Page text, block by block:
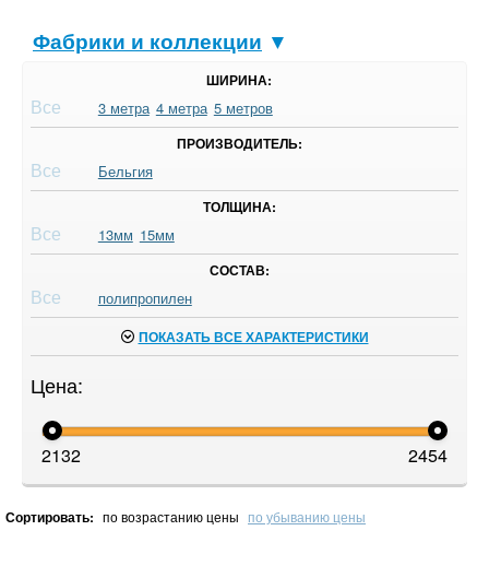
Фабрики и коллекции ▼
ШИРИНА:
Все 3 метра 4 метра 5 метров
ПРОИЗВОДИТЕЛЬ:
Все Бельгия
ТОЛЩИНА:
Все 13мм 15мм
СОСТАВ:
Все полипропилен
ПОКАЗАТЬ ВСЕ ХАРАКТЕРИСТИКИ
Цена:
2132 2454
Сортировать: по возрастанию цены по убыванию цены